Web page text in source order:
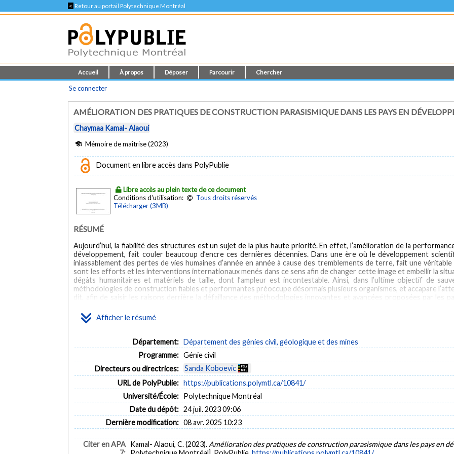
< Retour au portail Polytechnique Montréal
Accueil À propos Déposer Parcourir Chercher
Se connecter
AMÉLIORATION DES PRATIQUES DE CONSTRUCTION PARASISMIQUE DANS LES PAYS EN
Chaymaa Kamal- Alaoui
Mémoire de maîtrise (2023)
Document en libre accès dans PolyPublie
Libre accès au plein texte de ce document
Conditions d'utilisation:
Tous droits réservés
Télécharger (3MB)
Afficher le résumé
RÉSUMÉ
Aujourd’hui, la fiabilité des structures est un sujet de la plus haute priorité. En effet, l’amélioration de la
développement, fait couler beaucoup d’encre ces dernières décennies. Dans une ère où le développement
inlassablement des pertes de vies humaines d’année en année à cause des tremblements de terre, fait une
sont les efforts et les interventions internationaux menés dans ce sens afin de changer cette image et embellir la
dégâts humanitaires et matériels de taille, dont l’ampleur est incontestable. Ainsi, dans l’ultime objectif de
méthodologies de construction fiables et performantes préoccupe désormais plusieurs organismes, et accapare
dit, afin de saisir les raisons derrière la défaillance des méthodologies innovantes et avancées proposées par les
l’environnement d’implantation de ces technologies, et d’adapter ces dernières avec le contexte socio-
peut-être alors dans le développement d’une approche de construction parasismique s’inspirant des structures
ABSTRACT
Today, the reliability of structures is a topic of the highest priority. Improving the seismic performance, especially
much discussion in recent decades. At a time when scientific development is supposed to be at its peak, the
earthquakes is not acceptable. Under this situation, many international efforts and interventions have been made
level. However, the reality remains always the same: significant human losses and important material damages.
future, the search for reliable and efficient construction methodologies is now the concern of several
world. In order to understand the reasons behind the failure of innovative and advanced methodologies
being paid to traditional constructions that have been able to resist different earthquakes in the past. The
environment where these technologies are implemented, and to adapt them to the socio-economic context of
begins with an overview of the various traditional constructions around the world, which have defied time and space,
great dependence between the local seismic culture and the historical context, as well as the geographical location
Département: Département des génies civil, géologique et des mines
Programme: Génie civil
Directeurs ou directrices:
Sanda Koboevic
URL de PolyPublie: https://publications.polymtl.ca/10841/
Université/École: Polytechnique Montréal
Date du dépôt: 24 juil. 2023 09:06
Dernière modification: 08 avr. 2025 10:23
Citer en APA Kamal- Alaoui, C. (2023). Amélioration des pratiques de construction parasismique dans les pays en